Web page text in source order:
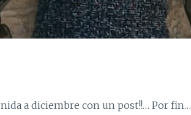
a diciembre con un post!!… Por fin…